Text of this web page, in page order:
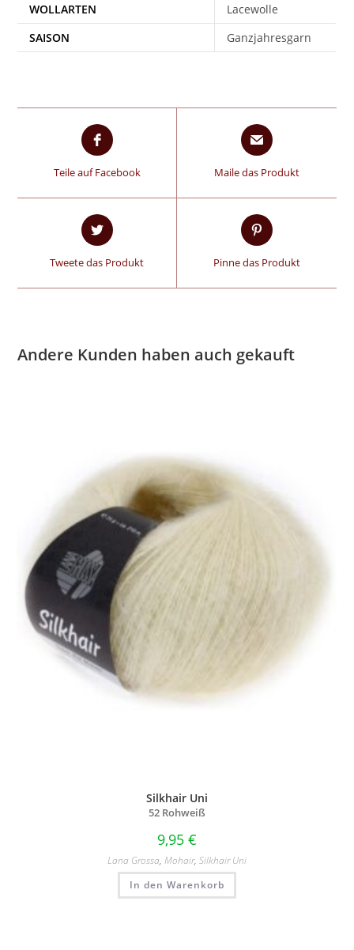
WOLLARTEN
Lacewolle
SAISON
Ganzjahresgarn
Teile auf Facebook Maile das Produkt
Tweete das Produkt Pinne das Produkt
Andere Kunden haben auch gekauft
Silkhair Uni
52 Rohweiß
9,95 €
Lana Grossa, Mohair, Silkhair Uni
In den Warenkorb